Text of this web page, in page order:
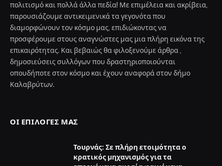
πολιτισμό και πολλά άλλα πεδία! Με επιμέλεια και ακρίβεια,
παρουσιάζουμε αντικειμενικά τα γεγονότα που
διαμορφώνουν τον κόσμο μας, επιδιώκοντας να
προσφέρουμε στους αναγνώστες μας μια πλήρη εικόνα της
επικαιρότητας. Και βεβαιώς θα φιλοξενούμε άρθρα ,
δημοσιεύσεις συλλόγων που δραστηριοποιούνται
οπουδήποτε στον κόσμο και έχουν αναφορά στον δήμο
Καλαβρύτων.
ΟΙ ΕΠΙΛΟΓΈΣ ΜΑΣ
Τουρνάς: Σε πλήρη ετοιμότητα ο
κρατικός μηχανισμός για τα